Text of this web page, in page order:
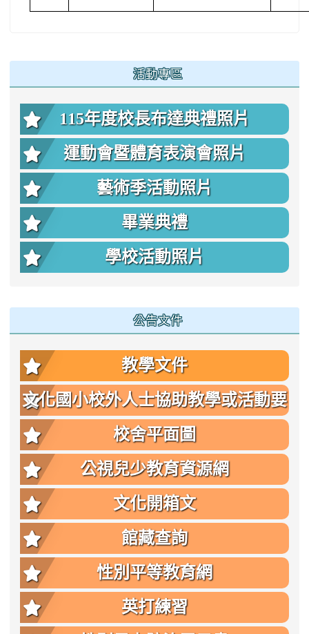
活動專區
115年度校長布達典禮照片
運動會暨體育表演會照片
藝術季活動照片
畢業典禮
學校活動照片
公告文件
教學文件
文化國小校外人士協助教學或活動要
點
校舍平面圖
公視兒少教育資源網
文化開箱文
館藏查詢
性別平等教育網
英打練習